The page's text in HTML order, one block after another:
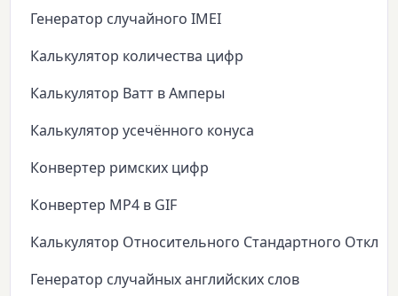
Генератор случайного IMEI
Калькулятор количества цифр
Калькулятор Ватт в Амперы
Калькулятор усечённого конуса
Конвертер римских цифр
Конвертер MP4 в GIF
Калькулятор Относительного Стандартного
Генератор случайных английских слов